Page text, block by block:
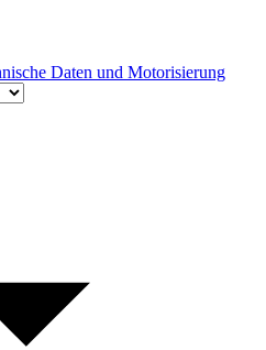
Daten und Motorisierung